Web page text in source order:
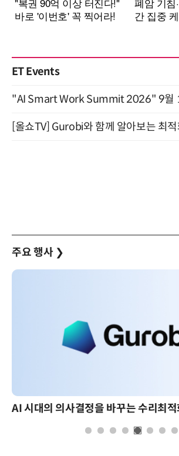
ET Events
"AI Smart Work Summit 2026" 9월
주요 행사 ❯
AI 시대의 의사결정을 바꾸는 수리최적화(Optimization): 실제 산업 적용 사례와 활용 전략 AI 핀옵스 실전 세미